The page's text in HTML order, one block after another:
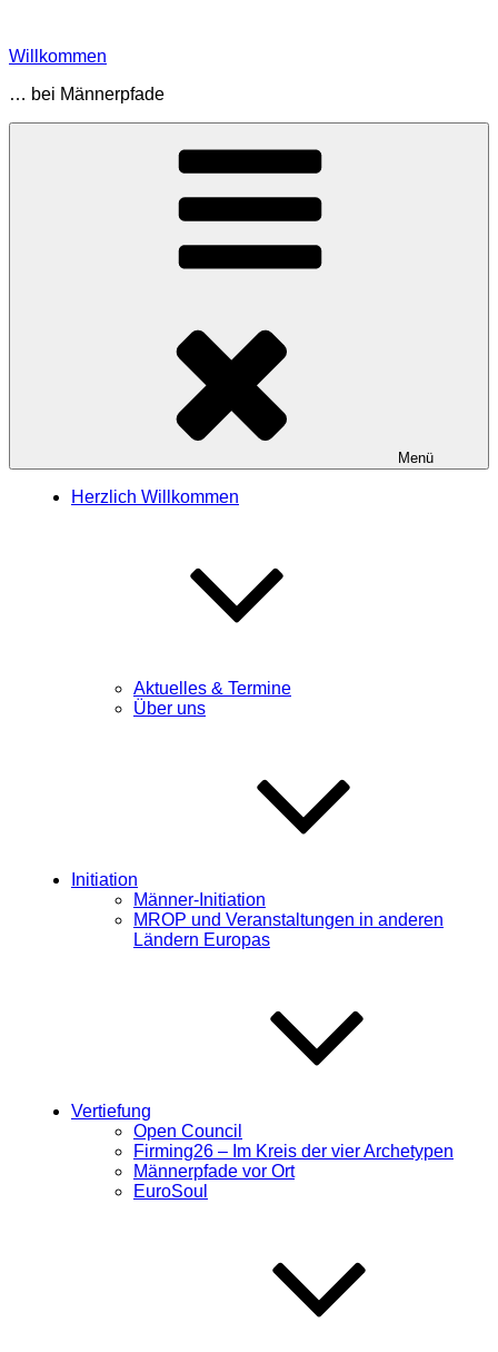
springen
Willkommen
… bei Männerpfade
Menü
Herzlich Willkommen
Aktuelles & Termine
Über uns
Initiation
Männer-Initiation
MROP und Veranstaltungen in anderen
Ländern Europas
Vertiefung
Open Council
Firming26 – Im Kreis der vier Archetypen
Männerpfade vor Ort
EuroSoul